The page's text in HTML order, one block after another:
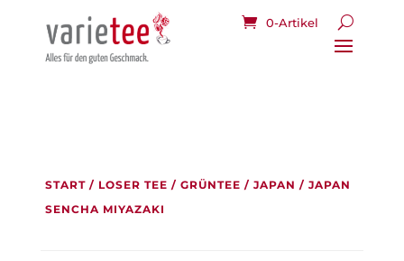
0-Artikel
START/ LOSER TEE / GRÜNTEE / JAPAN / JAPAN
SENCHA MIYAZAKI